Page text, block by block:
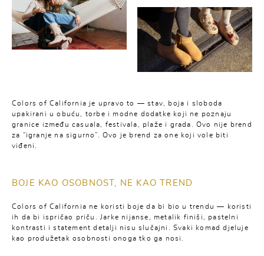
Colors of California je upravo to — stav, boja i sloboda
upakirani u obuću, torbe i modne dodatke koji ne poznaju
granice između casuala, festivala, plaže i grada. Ovo nije brend
za “igranje na sigurno”. Ovo je brend za one koji vole biti
viđeni.
BOJE KAO OSOBNOST, NE KAO TREND
Colors of California ne koristi boje da bi bio u trendu — koristi
ih da bi ispričao priču. Jarke nijanse, metalik finiši, pastelni
kontrasti i statement detalji nisu slučajni. Svaki komad djeluje
kao produžetak osobnosti onoga tko ga nosi.